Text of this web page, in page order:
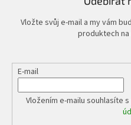
Vložte svůj e-mail a my vám
produktech na
E-mail
Vložením e-mailu souhlasíte s